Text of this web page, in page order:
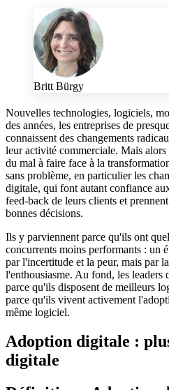
Britt Bürgy
Nouvelles technologies, logiciels,
des années, les entreprises de
connaissent des changements
leur activité commerciale. Mais alors
du mal à faire face à la
sans problème, en particulier les
digitale, qui font autant confiance
feed-back de leurs clients et
bonnes décisions.
Ils y parviennent parce qu'ils ont
concurrents moins performants : un
par l'incertitude et la peur, mais par
l'enthousiasme. Au fond, les leaders
parce qu'ils disposent de meilleurs
parce qu'ils vivent activement
même logiciel.
Adoption digitale :
digitale